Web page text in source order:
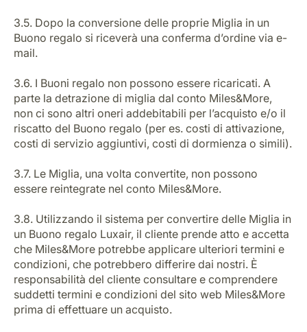
3.5. Dopo la conversione delle proprie Miglia in un
Buono regalo si riceverà una conferma d’ordine via e-
mail.
3.6. I Buoni regalo non possono essere ricaricati. A
parte la detrazione di miglia dal conto Miles&More,
non ci sono altri oneri addebitabili per l’acquisto e/o il
riscatto del Buono regalo (per es. costi di attivazione,
costi di servizio aggiuntivi, costi di dormienza o simili).
3.7. Le Miglia, una volta convertite, non possono
essere reintegrate nel conto Miles&More.
3.8. Utilizzando il sistema per convertire delle Miglia in
un Buono regalo Luxair, il cliente prende atto e accetta
che Miles&More potrebbe applicare ulteriori termini e
condizioni, che potrebbero differire dai nostri. È
responsabilità del cliente consultare e comprendere
suddetti termini e condizioni del sito web Miles&More
prima di effettuare un acquisto.